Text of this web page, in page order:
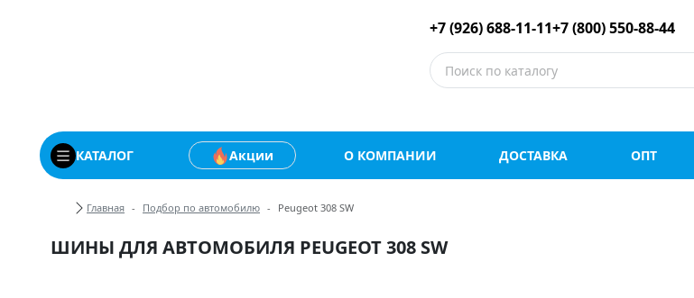
Купить автомобильные шины оптом
+7 (926) 688-11-11+7 (800) 550-88-44
КАТАЛОГ Акции О КОМПАНИИ ДОСТАВКА ОПТ
Хлебные крошки
Главная Подбор по автомобилю Peugeot 308 SW
ШИНЫ ДЛЯ АВТОМОБИЛЯ PEUGEOT 308 SW